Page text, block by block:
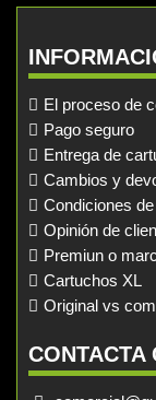
El proceso de
Pago seguro
Entrega de
Cambios y
Condiciones
Opinión de
Premiun o
Cartuchos XL
Original vs
CONTACTA